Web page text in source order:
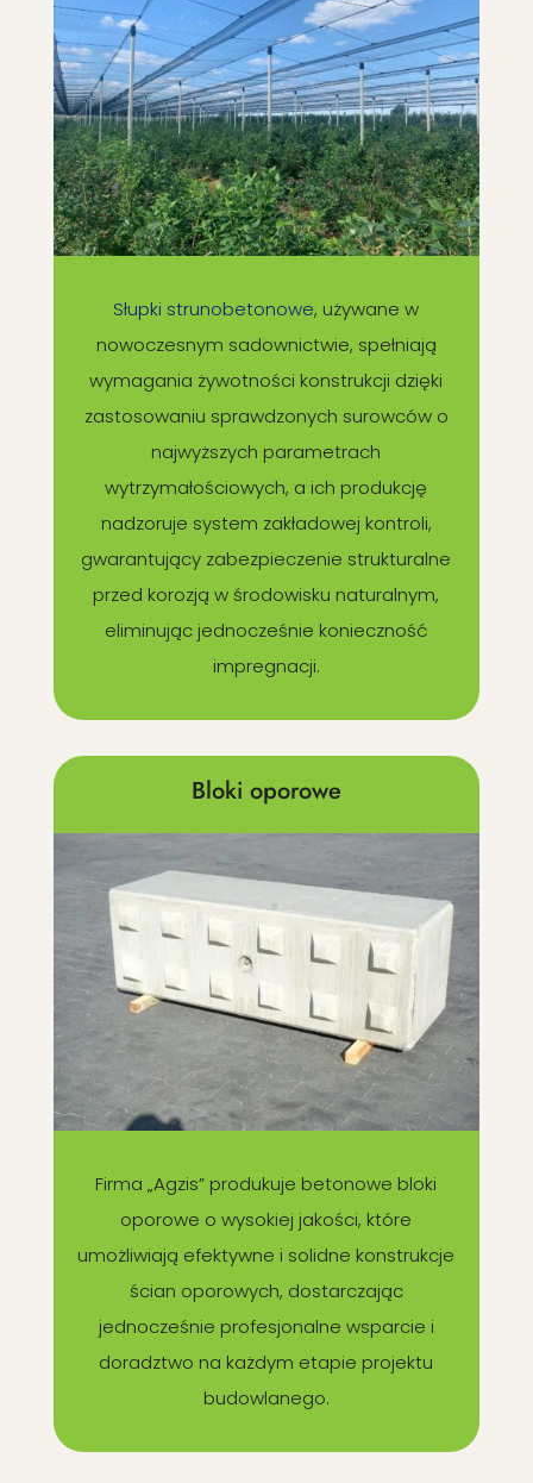
Słupki strunobetonowe, używane w
nowoczesnym sadownictwie, spełniają
wymagania żywotności konstrukcji dzięki
zastosowaniu sprawdzonych surowców o
najwyższych parametrach
wytrzymałościowych, a ich produkcję
nadzoruje system zakładowej kontroli,
gwarantujący zabezpieczenie strukturalne
przed korozją w środowisku naturalnym,
eliminując jednocześnie konieczność
impregnacji.
Bloki oporowe
Firma „Agzis” produkuje betonowe bloki
oporowe o wysokiej jakości, które
umożliwiają efektywne i solidne konstrukcje
ścian oporowych, dostarczając
jednocześnie profesjonalne wsparcie i
doradztwo na każdym etapie projektu
budowlanego.